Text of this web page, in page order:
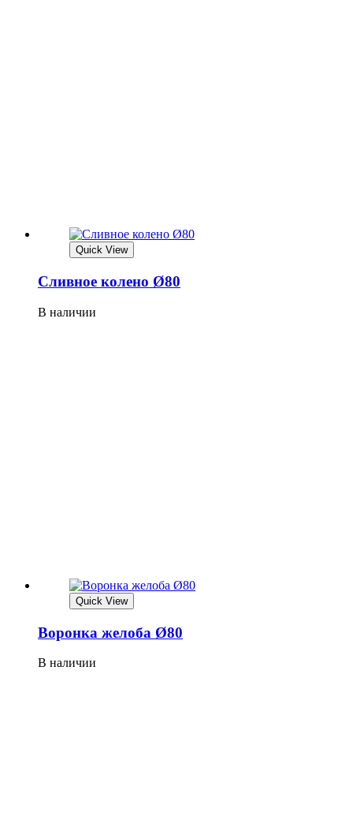
Quick View
Сливное колено Ø80
В наличии
Quick View
Воронка желоба Ø80
В наличии